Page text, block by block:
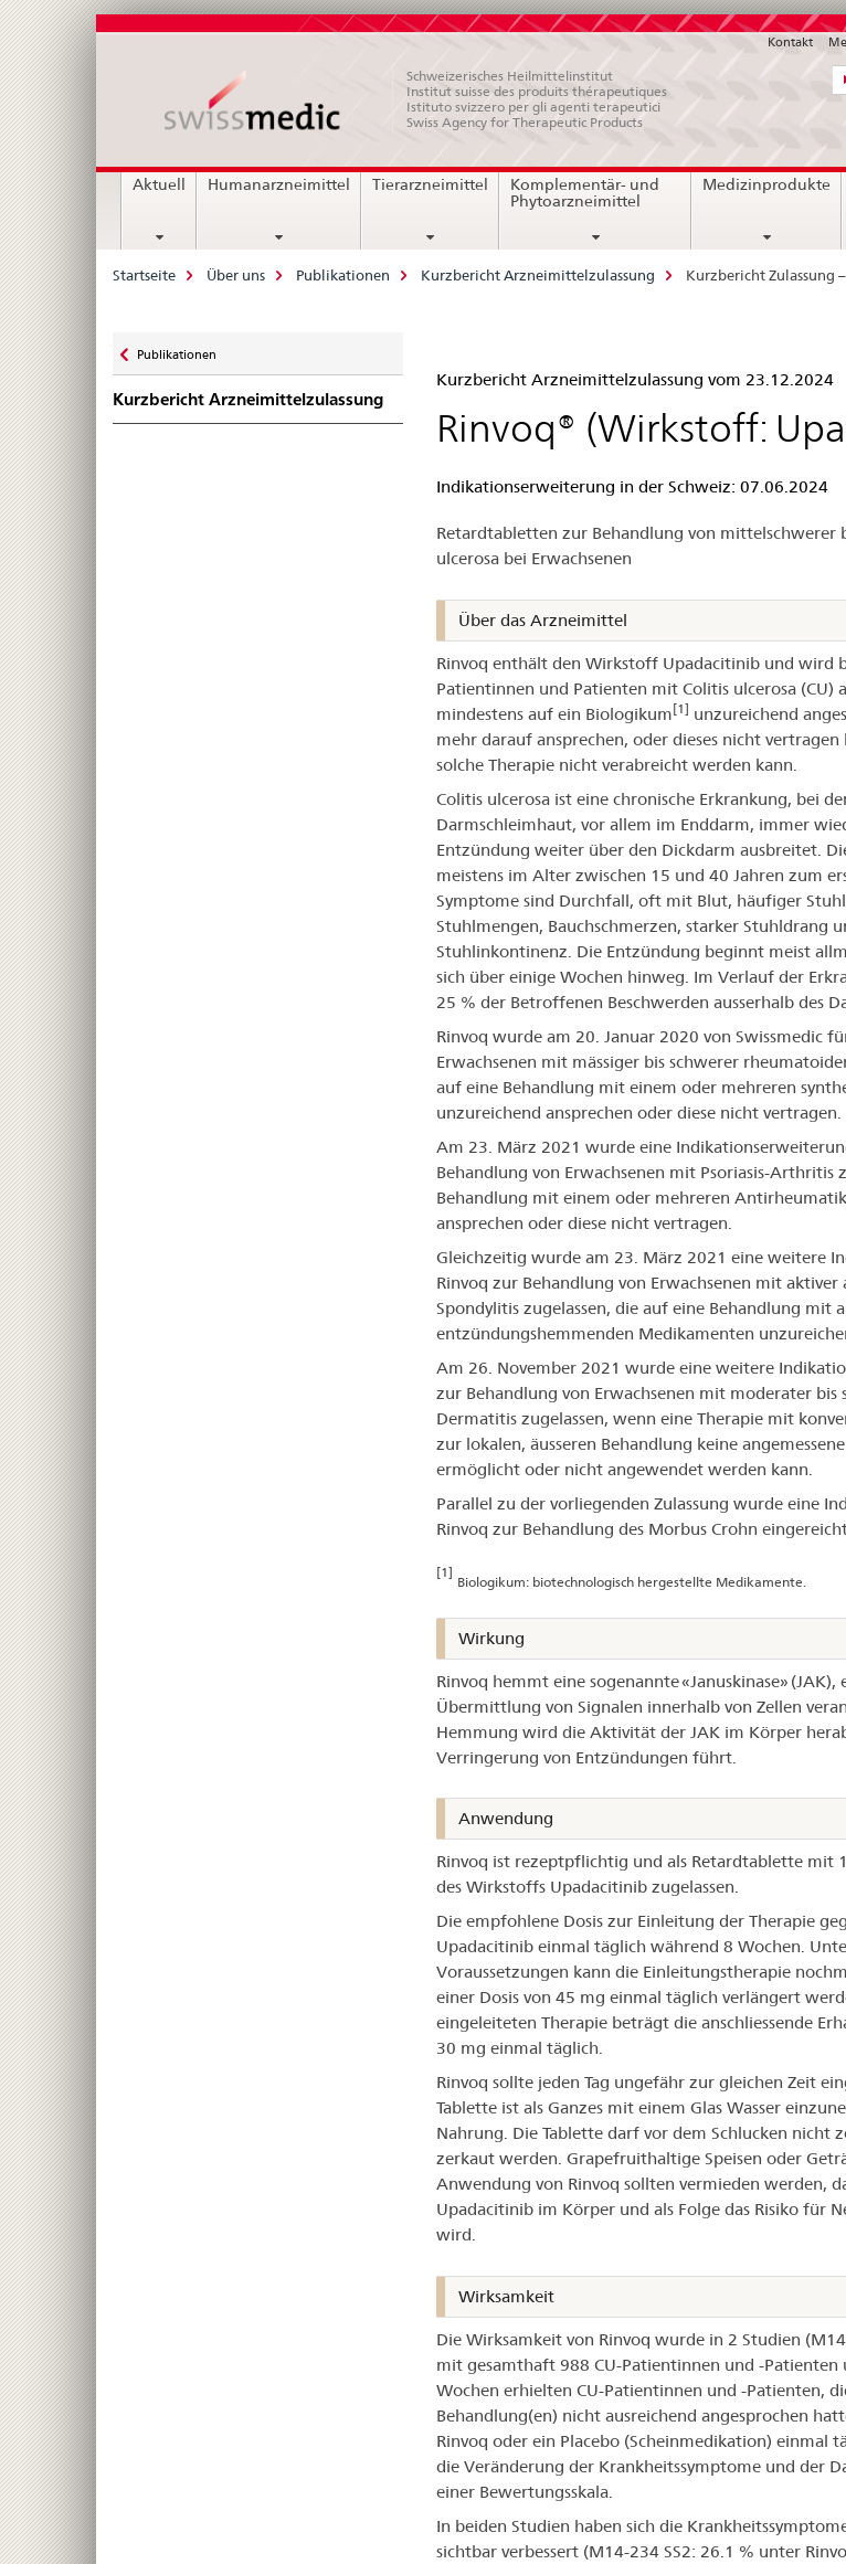
Kontakt
Schweizerisches Heilmittelinstitut
Institut suisse des produits thérapeutiques
Istituto svizzero per gli agenti terapeutici
Swiss Agency for Therapeutic Products
Hauptnavigation
Aktuell Humanarzneimittel Tierarzneimittel
Komplementär- und
Phytoarzneimittel
Medizinprodukte
Breadcrumb
Startseite Über uns Publikationen Kurzbericht Arzneimittelzulassung Kurzbericht Zulassung
zu
Publikationen
Kurzbericht Arzneimittelzulassung
Kurzbericht
Zulassung
Kurzbericht Arzneimittelzulassung vom 23.12.2024
Rinvoq® (Wirkstoff:
Indikationserweiterung in der Schweiz: 07.06.2024
Retardtabletten zur Behandlung von mittelschwerer
ulcerosa bei Erwachsenen
Über das Arzneimittel
Rinvoq enthält den Wirkstoff Upadacitinib und wird
Patientinnen und Patienten mit Colitis ulcerosa (CU)
mindestens auf ein Biologikum[1] unzureichend
mehr darauf ansprechen, oder dieses nicht
solche Therapie nicht verabreicht werden kann.
Colitis ulcerosa ist eine chronische Erkrankung, bei
Darmschleimhaut, vor allem im Enddarm, immer
Entzündung weiter über den Dickdarm ausbreitet.
meistens im Alter zwischen 15 und 40 Jahren zum
Symptome sind Durchfall, oft mit Blut, häufiger
Stuhlmengen, Bauchschmerzen, starker Stuhldrang
Stuhlinkontinenz. Die Entzündung beginnt meist
sich über einige Wochen hinweg. Im Verlauf der
25 % der Betroffenen Beschwerden ausserhalb des
Rinvoq wurde am 20. Januar 2020 von Swissmedic
Erwachsenen mit mässiger bis schwerer
auf eine Behandlung mit einem oder mehreren
unzureichend ansprechen oder diese nicht vertragen.
Am 23. März 2021 wurde eine
Behandlung von Erwachsenen mit Psoriasis-Arthritis
Behandlung mit einem oder mehreren
ansprechen oder diese nicht vertragen.
Gleichzeitig wurde am 23. März 2021 eine weitere
Rinvoq zur Behandlung von Erwachsenen mit aktiver
Spondylitis zugelassen, die auf eine Behandlung mit
entzündungshemmenden Medikamenten
Am 26. November 2021 wurde eine weitere
zur Behandlung von Erwachsenen mit moderater bis
Dermatitis zugelassen, wenn eine Therapie mit
zur lokalen, äusseren Behandlung keine
ermöglicht oder nicht angewendet werden kann.
Parallel zu der vorliegenden Zulassung wurde eine
Rinvoq zur Behandlung des Morbus Crohn
[1]
Biologikum: biotechnologisch hergestellte Medikamente.
Wirkung
Rinvoq hemmt eine sogenannte «Januskinase»
Übermittlung von Signalen innerhalb von Zellen
Hemmung wird die Aktivität der JAK im Körper
Verringerung von Entzündungen führt.
Anwendung
Rinvoq ist rezeptpflichtig und als Retardtablette mit
des Wirkstoffs Upadacitinib zugelassen.
Die empfohlene Dosis zur Einleitung der Therapie
Upadacitinib einmal täglich während 8 Wochen.
Voraussetzungen kann die Einleitungstherapie
einer Dosis von 45 mg einmal täglich verlängert
eingeleiteten Therapie beträgt die anschliessende
30 mg einmal täglich.
Rinvoq sollte jeden Tag ungefähr zur gleichen Zeit
Tablette ist als Ganzes mit einem Glas Wasser
Nahrung. Die Tablette darf vor dem Schlucken nicht
zerkaut werden. Grapefruithaltige Speisen oder
Anwendung von Rinvoq sollten vermieden werden,
Upadacitinib im Körper und als Folge das Risiko für
wird.
Wirksamkeit
Die Wirksamkeit von Rinvoq wurde in 2 Studien
mit gesamthaft 988 CU-Patientinnen und -Patienten
Wochen erhielten CU-Patientinnen und -Patienten,
Behandlung(en) nicht ausreichend angesprochen
Rinvoq oder ein Placebo (Scheinmedikation) einmal
die Veränderung der Krankheitssymptome und der
einer Bewertungsskala.
In beiden Studien haben sich die
sichtbar verbessert (M14-234 SS2: 26.1 % unter